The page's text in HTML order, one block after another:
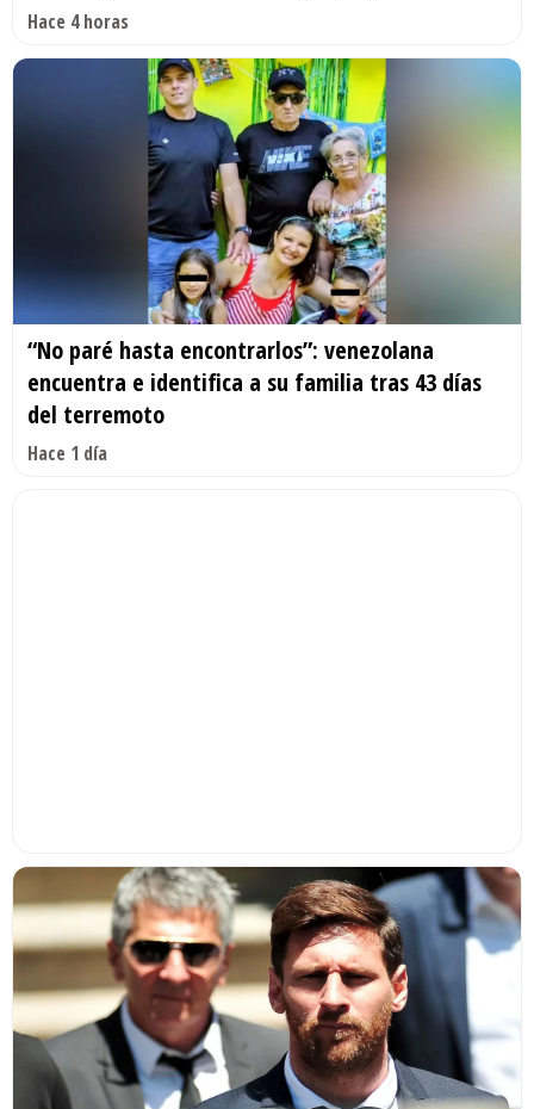
Hace 4 horas
“No paré hasta encontrarlos”: venezolana
encuentra e identifica a su familia tras 43 días
del terremoto
Hace 1 día